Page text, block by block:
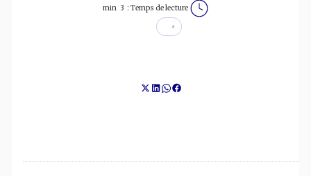
Temps de lecture :
3
min